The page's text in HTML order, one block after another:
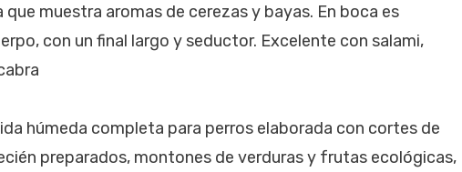
muestra aromas de cerezas y bayas. En boca es
con un final largo y seductor. Excelente con salami,
húmeda completa para perros elaborada con cortes de
preparados, montones de verduras y frutas ecológicas,